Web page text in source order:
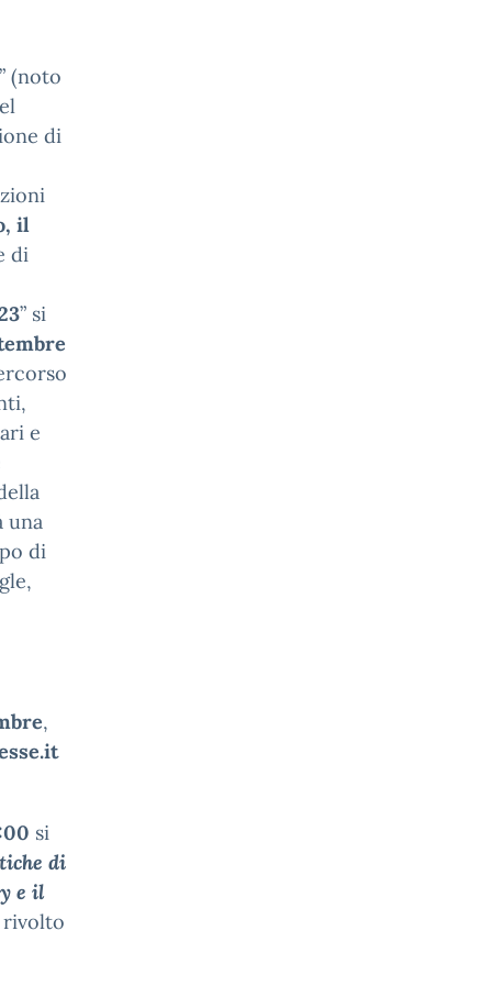
” (noto
di
il
di
” si
e
una
di
,
si
di
e il
rivolto